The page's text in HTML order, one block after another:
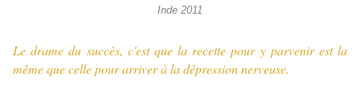
Inde 2011
Le drame du succès, c'est que la recette pour y parvenir est la
même que celle pour arriver à la dépression nerveuse.